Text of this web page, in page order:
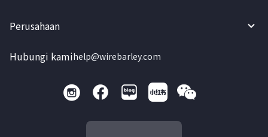
Perusahaan
Hubungi kamihelp@wirebarley.com